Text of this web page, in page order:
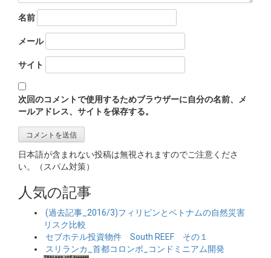
名前
メール
サイト
次回のコメントで使用するためブラウザーに自分の名前、メ
ールアドレス、サイトを保存する。
日本語が含まれない投稿は無視されますのでご注意くださ
い。（スパム対策）
人気の記事
(過去記事_2016/3)フィリピンとベトナムの自然災害
リスク比較
セブホテル投資物件 South REEF その１
スリランカ_首都コロンボ_コンドミニアム開発